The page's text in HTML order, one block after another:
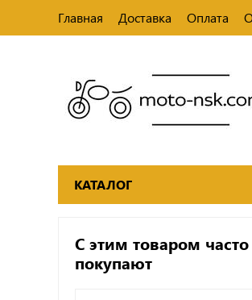
Главная Доставка Оплата
КАТАЛОГ
С этим товаром часто
покупают